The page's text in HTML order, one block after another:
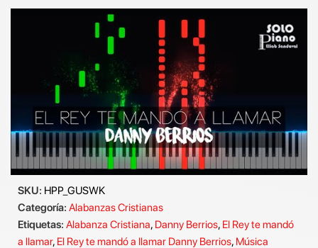
SKU: HPP_GUSWK
Categoría: Alabanzas Cristianas
Etiquetas: Alabanza Cristiana, Danny Berrios, El Rey te mandó
a llamar, El Rey te mandó a llamar Danny Berrios, Música